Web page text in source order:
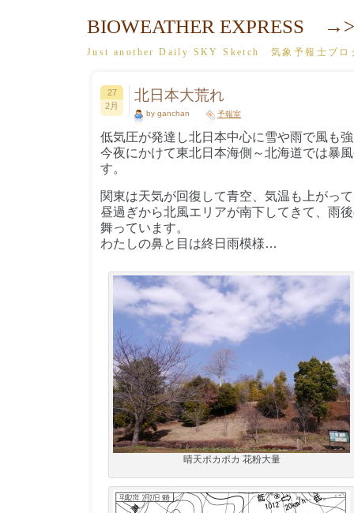
BIOWEATHER EXPRESS
Just another Daily SKY Sketch 気象予報士ブロ
27
2月
北日本大荒れ
by ganchan 予報室
低気圧が発達し北日本中心に雪や雨で風も
今夜にかけて東北日本海側～北海道では暴
す。
関東は天気が回復して青空、気温も上がっ
昼過ぎから北風エリアが南下してきて、雨
舞っています。
わたしの鼻と目は終日雨模様…
晴天ポカポカ 花粉大量